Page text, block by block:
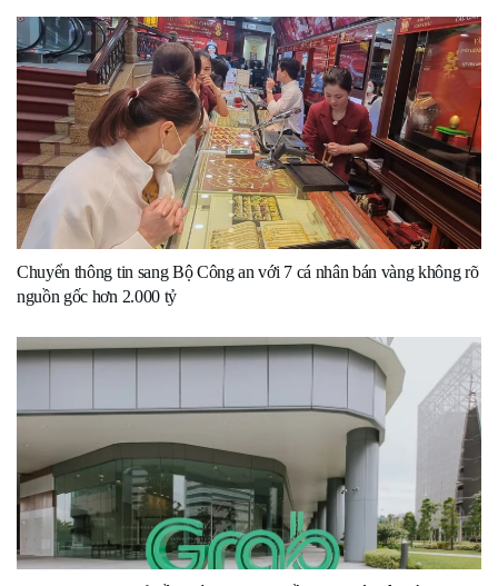
Chuyển thông tin sang Bộ Công an với 7 cá nhân bán vàng không rõ
nguồn gốc hơn 2.000 tỷ